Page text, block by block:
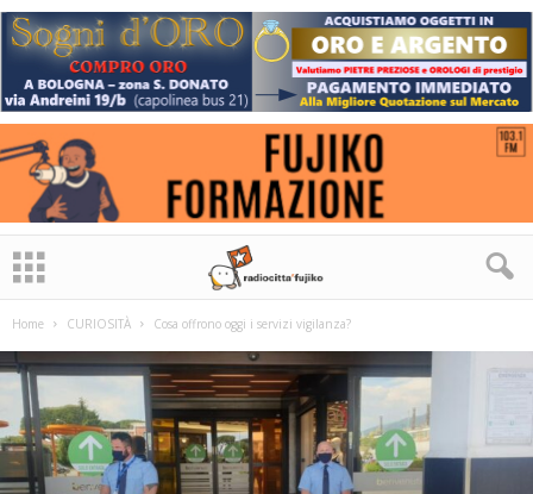
Home CURIOSITÀ Cosa offrono oggi i servizi vigilanza?